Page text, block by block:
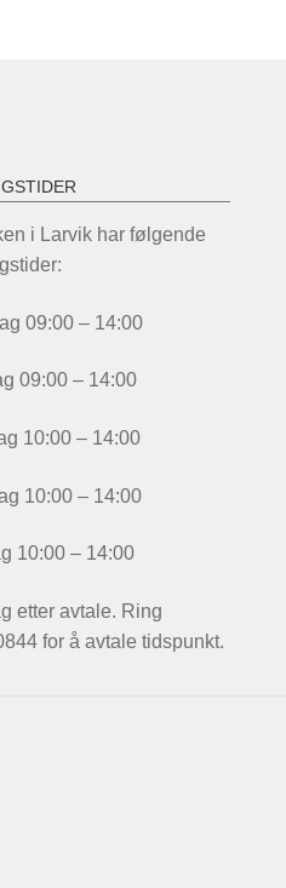
i Larvik har følgende
09:00 – 14:00
09:00 – 14:00
10:00 – 14:00
10:00 – 14:00
10:00 – 14:00
etter avtale. Ring
for å avtale tidspunkt.